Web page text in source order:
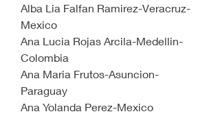
Alba Lia Falfan Ramirez-Veracruz-
Mexico
Ana Lucia Rojas Arcila-Medellin-
Colombia
Ana Maria Frutos-Asuncion-
Paraguay
Ana Yolanda Perez-Mexico